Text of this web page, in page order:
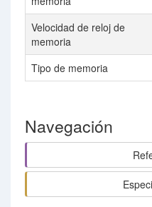
Velocidad de reloj de
memoria
Tipo de memoria
Navegación